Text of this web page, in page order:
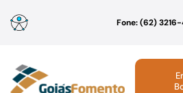
para
conteúdo
Fone: (62)